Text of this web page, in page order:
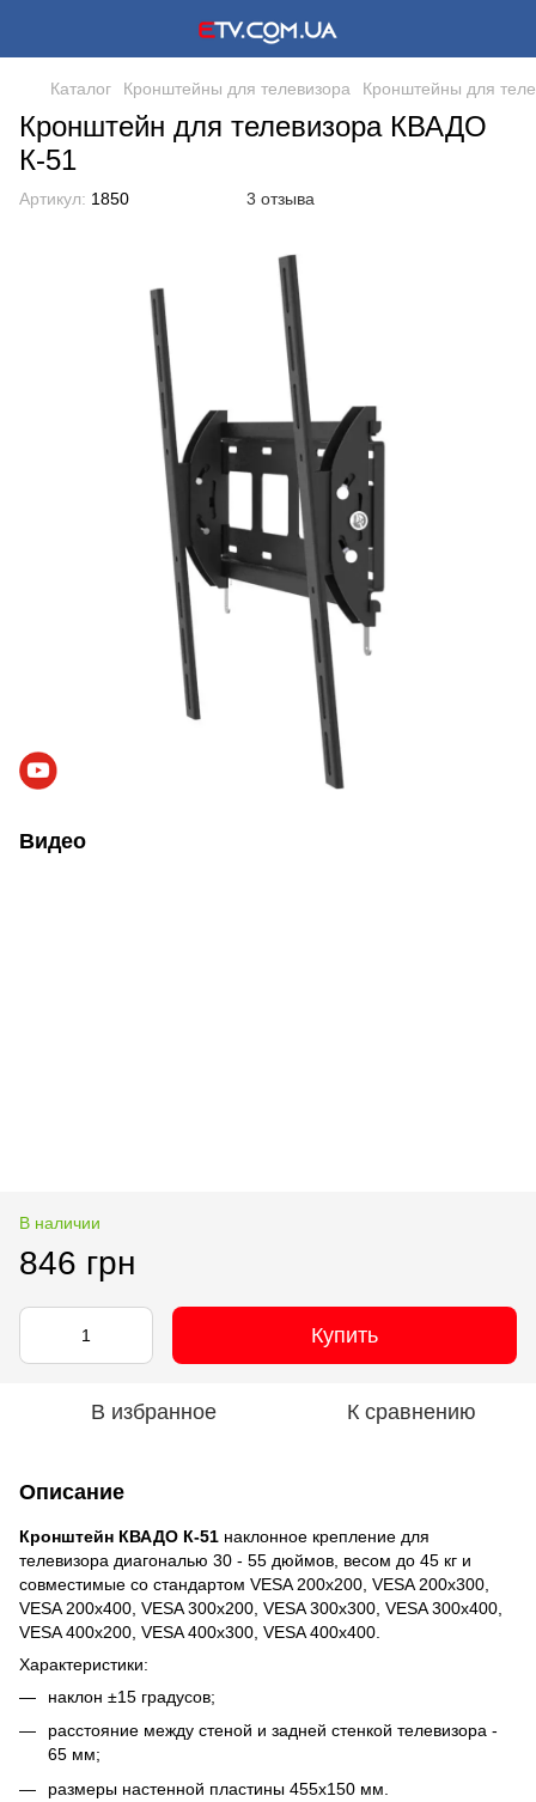
Каталог Кронштейны для телевизора Кронштейны для
Кронштейн для телевизора КВАДО
К-51
Артикул: 1850 3 отзыва
Видео
В наличии
846 грн
Купить
В избранное К сравнению
Описание
Кронштейн КВАДО К-51 наклонное крепление для
телевизора диагональю 30 - 55 дюймов, весом до 45 кг и
совместимые со стандартом VESA 200x200, VESA 200x300,
VESA 200x400, VESA 300x200, VESA 300x300, VESA 300x400,
VESA 400x200, VESA 400x300, VESA 400x400.
Характеристики:
наклон ±15 градусов;
расстояние между стеной и задней стенкой телевизора -
65 мм;
размеры настенной пластины 455х150 мм.